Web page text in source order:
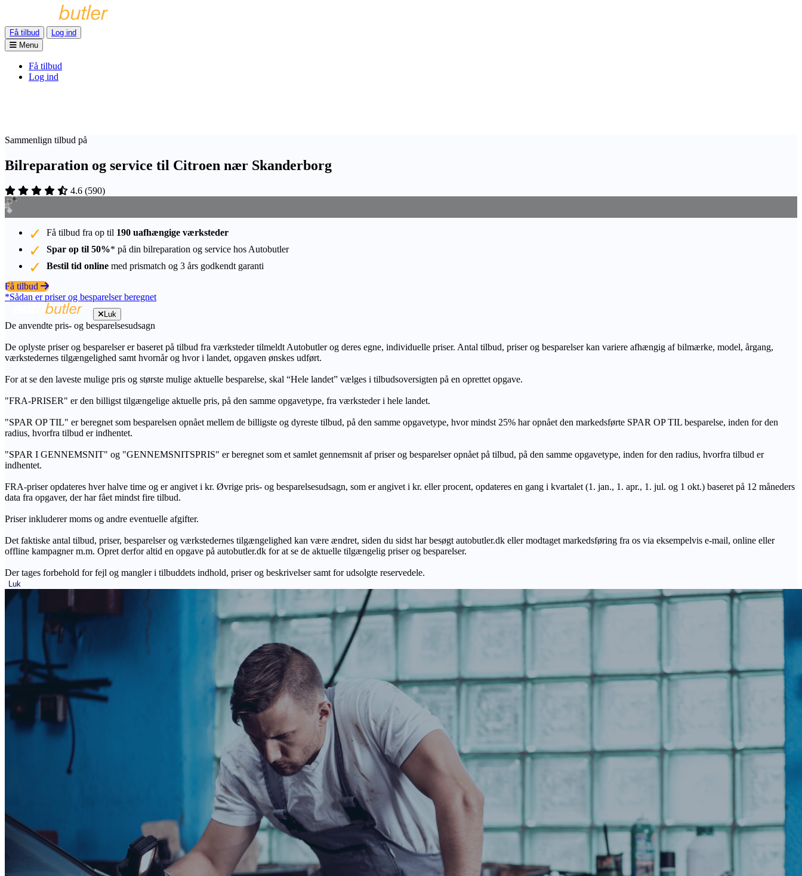
Få tilbud
Log ind
Menu
Få tilbud
Log ind
Sammenlign tilbud på
Bilreparation og service til Citroen nær Skanderborg
4.6 (590)
Få tilbud fra op til 190 uafhængige værksteder
Spar op til 50%* på din bilreparation og service hos Autobutler
Bestil tid online med prismatch og 3 års godkendt garanti
Få tilbud
*Sådan er priser og besparelser beregnet
Luk
De anvendte pris- og besparelsesudsagn
De oplyste priser og besparelser er baseret på tilbud fra værksteder tilmeldt Autobutler og deres egne, individuelle priser. Antal tilbud, priser og besparelser kan variere afhængig af bilmærke, model, årgang,
værkstedernes tilgængelighed samt hvornår og hvor i landet, opgaven ønskes udført.
For at se den laveste mulige pris og største mulige aktuelle besparelse, skal “Hele landet” vælges i tilbudsoversigten på en oprettet opgave.
"FRA-PRISER" er den billigst tilgængelige aktuelle pris, på den samme opgavetype, fra værksteder i hele landet.
"SPAR OP TIL" er beregnet som besparelsen opnået mellem de billigste og dyreste tilbud, på den samme opgavetype, hvor mindst 25% har opnået den markedsførte SPAR OP TIL besparelse, inden for den
radius, hvorfra tilbud er indhentet.
"SPAR I GENNEMSNIT" og "GENNEMSNITSPRIS" er beregnet som et samlet gennemsnit af priser og besparelser opnået på tilbud, på den samme opgavetype, inden for den radius, hvorfra tilbud er
indhentet.
FRA-priser opdateres hver halve time og er angivet i kr. Øvrige pris- og besparelsesudsagn, som er angivet i kr. eller procent, opdateres en gang i kvartalet (1. jan., 1. apr., 1. jul. og 1 okt.) baseret på 12 måneders
data fra opgaver, der har fået mindst fire tilbud.
Priser inkluderer moms og andre eventuelle afgifter.
Det faktiske antal tilbud, priser, besparelser og værkstedernes tilgængelighed kan være ændret, siden du sidst har besøgt autobutler.dk eller modtaget markedsføring fra os via eksempelvis e-mail, online eller
offline kampagner m.m. Opret derfor altid en opgave på autobutler.dk for at se de aktuelle tilgængelig priser og besparelser.
Der tages forbehold for fejl og mangler i tilbuddets indhold, priser og beskrivelser samt for udsolgte reservedele.
Luk